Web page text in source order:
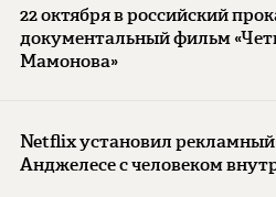
22 октября в российский
документальный фильм
Мамонова»
Netflix установил
Анджелесе с человеком